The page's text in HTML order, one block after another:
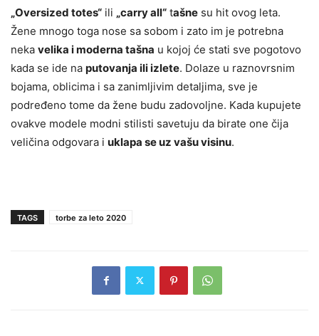
„Oversized totes“ ili „carry all“ tašne su hit ovog leta.
Žene mnogo toga nose sa sobom i zato im je potrebna
neka velika i moderna tašna u kojoj će stati sve pogotovo
kada se ide na putovanja ili izlete. Dolaze u raznovrsnim
bojama, oblicima i sa zanimljivim detaljima, sve je
podređeno tome da žene budu zadovoljne. Kada kupujete
ovakve modele modni stilisti savetuju da birate one čija
veličina odgovara i uklapa se uz vašu visinu.
TAGS torbe za leto 2020